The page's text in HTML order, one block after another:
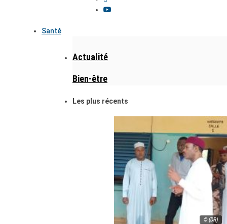
Santé
Actualité
Bien-être
Les plus récents
© (DR)